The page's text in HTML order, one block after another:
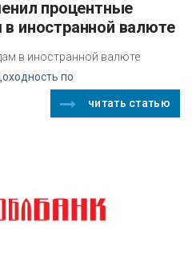
иностранной валюте
в иностранной валюте
по
читать статью